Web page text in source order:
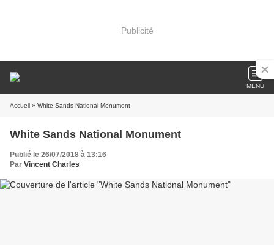
Publicité
MENU
Accueil » White Sands National Monument
White Sands National Monument
Publié le 26/07/2018 à 13:16
Par Vincent Charles